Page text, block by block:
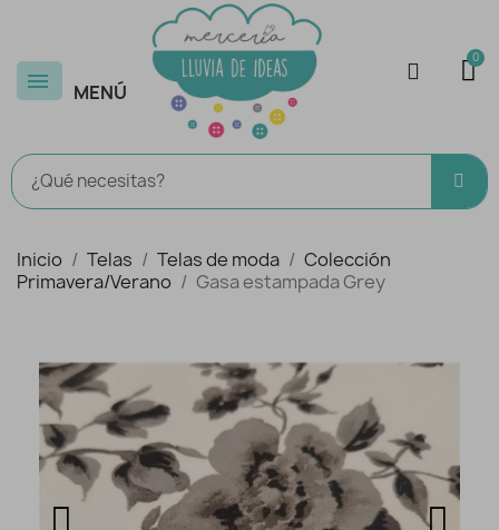
MENÚ
Inicio Telas Telas de moda
Colección
Primavera/Verano
Gasa estampada Grey